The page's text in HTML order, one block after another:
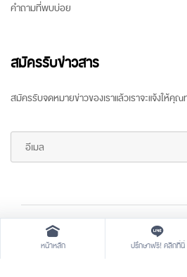
คำถามที่พบบ่อย
สมัครรับข่าวสาร
สมัครรับจดหมายข่าวของเราแล้วเราจะแจ้งให้คุ
Copyright © 2026 All rights reserved
หน้าหลัก ปรึกษาฟรี! คลิกที่นี่